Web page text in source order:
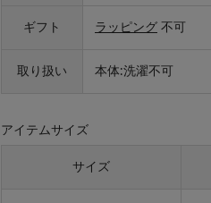
ギフト ラッピング 不可
取り扱い 本体:洗濯不可
アイテムサイズ
サイズ